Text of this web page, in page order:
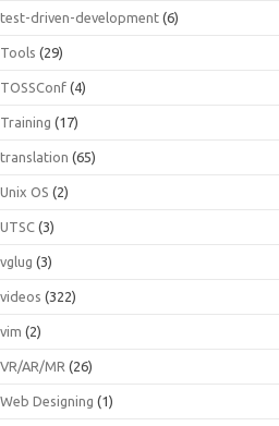
test-driven-development (6)
Tools (29)
TOSSConf (4)
Training (17)
translation (65)
Unix OS (2)
UTSC (3)
vglug (3)
videos (322)
vim (2)
VR/AR/MR (26)
Web Designing (1)